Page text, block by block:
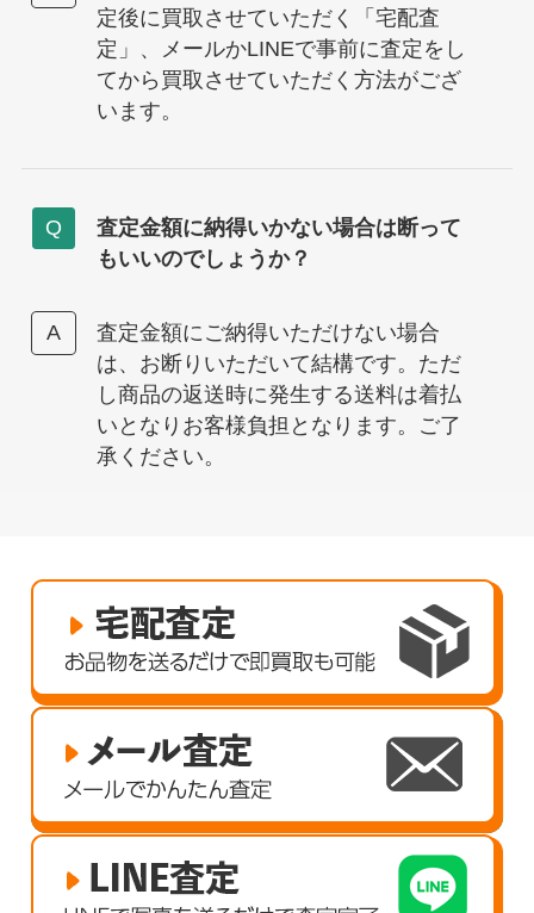
定後に買取させていただく「宅配査
定」、メールかLINEで事前に査定をし
てから買取させていただく方法がござ
います。
査定金額に納得いかない場合は断って
もいいのでしょうか？
査定金額にご納得いただけない場合
は、お断りいただいて結構です。ただ
し商品の返送時に発生する送料は着払
いとなりお客様負担となります。ご了
承ください。